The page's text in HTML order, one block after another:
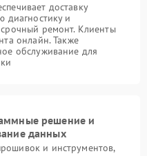
доставку
диагностику и
ремонт. Клиенты
онлайн. Также
обслуживание для
решение и
данных
и инструментов,